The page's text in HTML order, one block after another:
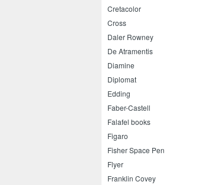
Cretacolor
Cross
Daler Rowney
De Atramentis
Diamine
Diplomat
Edding
Faber-Castell
Falafel books
Figaro
Fisher Space Pen
Flyer
Franklin Covey